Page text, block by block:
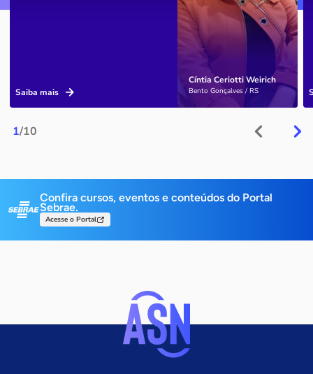
1/10
Cíntia Ceriotti Weirich
Bento Gonçalves / RS
Saiba mais
Confira cursos, eventos e conteúdos do Portal
Sebrae.
Acesse o Portal